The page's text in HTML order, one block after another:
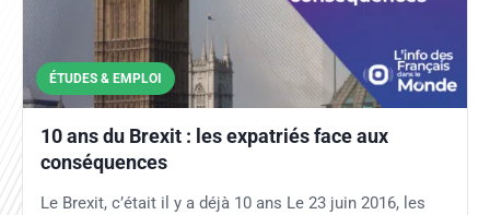
ÉTUDES & EMPLOI
10 ans du Brexit : les expatriés face aux
conséquences
Le Brexit, c’était il y a déjà 10 ans Le 23 juin 2016, les